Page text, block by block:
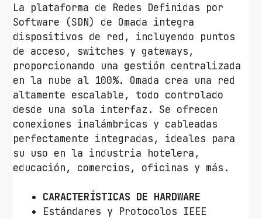
E
+
c
a
n
t
i
d
a
d
La plataforma de Redes Definidas por
Software (SDN) de Omada integra
dispositivos de red, incluyendo puntos
de acceso, switches y gateways,
proporcionando una gestión centralizada
en la nube al 100%. Omada crea una red
altamente escalable, todo controlado
desde una sola interfaz. Se ofrecen
conexiones inalámbricas y cableadas
perfectamente integradas, ideales para
su uso en la industria hotelera,
educación, comercios, oficinas y más.
CARACTERÍSTICAS DE HARDWARE
Estándares y Protocolos IEEE